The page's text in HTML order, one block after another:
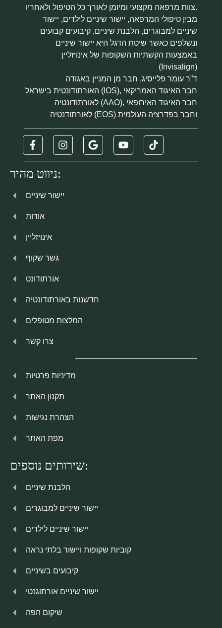
צוות מרפאה מקצועי ומיומן לאורך כל הטיפול ולאחריו.
מבין טיפולי המרפאה, יישור שיניים לילדים, יישור
שיניים למבוגרים, הלבנת שיניים, קיבועים קבועים
ונשלפים כאשר שיטת הדגל היא יישור שיניים
באמצעות הקשתיות השקופות של אינויזליין
(Invisalign)
ד”ר עומר פלייסיג, חבר מן המניין באגודה
האורתודונטית בישראל (IOS), חבר האיגוד האמריקאי
לאורתודונטיה (AAO), חבר האיגוד האירופאי
לאורתודנטיה (EOS) וחבר בפדרציה העולמית
ניווט מהיר:
יישור שיניים
אודות
אינויזליין
גשר שקוף
אורתודונט
חדשנות באורתודונטיה
המלצות מטופלים
צרו קשר
מדיניות פרטיות
תקנון האתר
הצהרת נגישות
מפת האתר
שירותים נוספים:
הלבנת שיניים
יישור שיניים למבוגרים
יישור שיניים לילדים
קוביות שקופות ויישור בלתי נראה
קיבועים בשיניים
יישור שיניים אורתוגנטי
שיקום הפה